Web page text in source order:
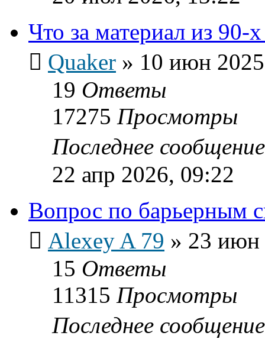
Что за материал из 90-
Quaker » 10 июн
19 Ответы
17275 Просмотры
Последнее
22 апр 2026, 09:22
Вопрос по барьерным
Alexey A 79 » 23 июн
15 Ответы
11315 Просмотры
Последнее